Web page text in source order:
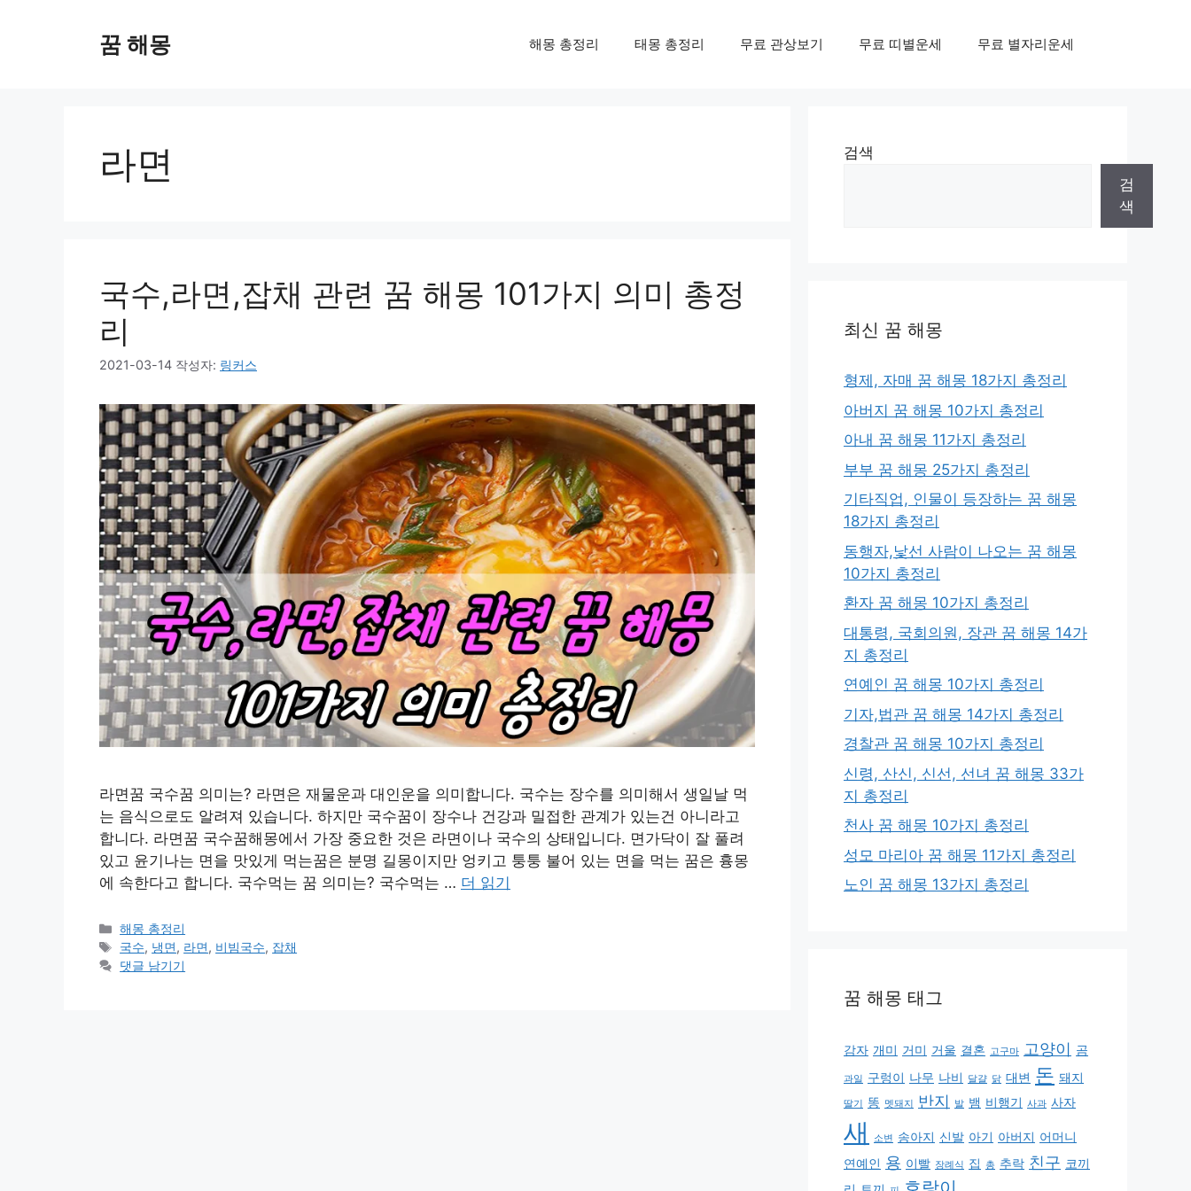
꿈 해몽 해몽 총정리 태몽 총정리 무료 관상보기 무료 띠별운세 무료 별자리운세
라면
국수,라면,잡채 관련 꿈 해몽 101가지 의미 총정
리
2021-03-14 작성자: 링커스
라면꿈 국수꿈 의미는? 라면은 재물운과 대인운을 의미합니다. 국수는 장수를 의미해서 생일날 먹
는 음식으로도 알려져 있습니다. 하지만 국수꿈이 장수나 건강과 밀접한 관계가 있는건 아니라고
합니다. 라면꿈 국수꿈해몽에서 가장 중요한 것은 라면이나 국수의 상태입니다. 면가닥이 잘 풀려
있고 윤기나는 면을 맛있게 먹는꿈은 분명 길몽이지만 엉키고 퉁퉁 불어 있는 면을 먹는 꿈은 흉몽
에 속한다고 합니다. 국수먹는 꿈 의미는? 국수먹는 … 더 읽기
카
테
고
해몽 총정리
태
그
국수, 냉면, 라면, 비빔국수, 잡채
댓글 남기기
검색
검
색
최신 꿈 해몽
형제, 자매 꿈 해몽 18가지 총정리
아버지 꿈 해몽 10가지 총정리
아내 꿈 해몽 11가지 총정리
부부 꿈 해몽 25가지 총정리
기타직업, 인물이 등장하는 꿈 해몽
18가지 총정리
동행자,낯선 사람이 나오는 꿈 해몽
10가지 총정리
환자 꿈 해몽 10가지 총정리
대통령, 국회의원, 장관 꿈 해몽 14가
지 총정리
연예인 꿈 해몽 10가지 총정리
기자,법관 꿈 해몽 14가지 총정리
경찰관 꿈 해몽 10가지 총정리
신령, 산신, 신선, 선녀 꿈 해몽 33가
지 총정리
천사 꿈 해몽 10가지 총정리
성모 마리아 꿈 해몽 11가지 총정리
노인 꿈 해몽 13가지 총정리
꿈 해몽 태그
감자 개미 거미 거울 결혼 고구마 고양이 곰
과일 구렁이 나무 나비 달걀 닭 대변 돈 돼지
딸기 똥 멧돼지 반지 발 뱀 비행기 사과 사자
새 소변 송아지 신발 아기 아버지 어머니
연예인 용 이빨 장례식 집 총 추락 친구 코끼